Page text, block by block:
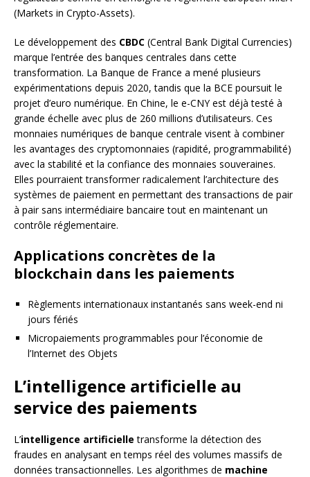
(Markets in Crypto-Assets).
Le développement des CBDC (Central Bank Digital Currencies)
marque l’entrée des banques centrales dans cette
transformation. La Banque de France a mené plusieurs
expérimentations depuis 2020, tandis que la BCE poursuit le
projet d’euro numérique. En Chine, le e-CNY est déjà testé à
grande échelle avec plus de 260 millions d’utilisateurs. Ces
monnaies numériques de banque centrale visent à combiner
les avantages des cryptomonnaies (rapidité, programmabilité)
avec la stabilité et la confiance des monnaies souveraines.
Elles pourraient transformer radicalement l’architecture des
systèmes de paiement en permettant des transactions de pair
à pair sans intermédiaire bancaire tout en maintenant un
contrôle réglementaire.
Applications concrètes de la
blockchain dans les paiements
Règlements internationaux instantanés sans week-end ni
jours fériés
Micropaiements programmables pour l’économie de
l’Internet des Objets
L’intelligence artificielle au
service des paiements
L’intelligence artificielle transforme la détection des
fraudes en analysant en temps réel des volumes massifs de
données transactionnelles. Les algorithmes de machine